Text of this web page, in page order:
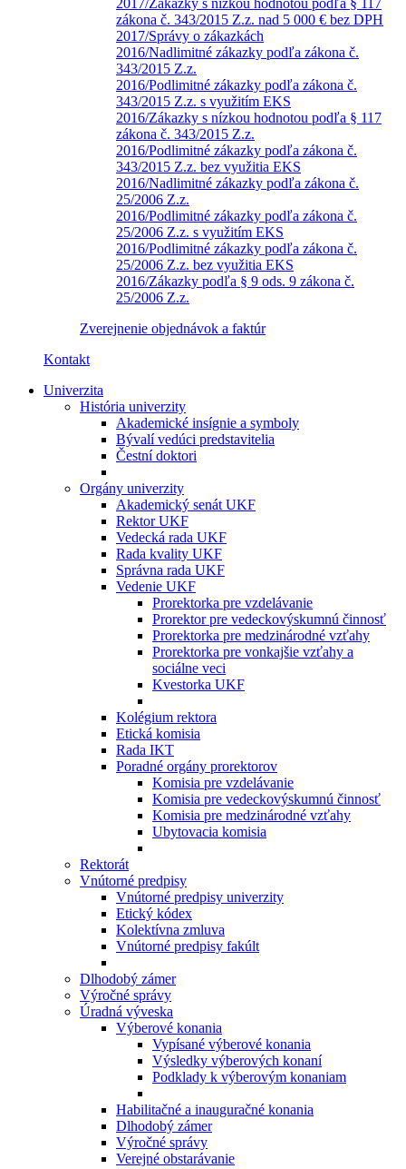
zákona č. 343/2015 Z.z. nad 5 000 € bez DPH
2017/Správy o zákazkách
2016/Nadlimitné zákazky podľa zákona č.
343/2015 Z.z.
2016/Podlimitné zákazky podľa zákona č.
343/2015 Z.z. s využitím EKS
2016/Zákazky s nízkou hodnotou podľa § 117
zákona č. 343/2015 Z.z.
2016/Podlimitné zákazky podľa zákona č.
343/2015 Z.z. bez využitia EKS
2016/Nadlimitné zákazky podľa zákona č.
25/2006 Z.z.
2016/Podlimitné zákazky podľa zákona č.
25/2006 Z.z. s využitím EKS
2016/Podlimitné zákazky podľa zákona č.
25/2006 Z.z. bez využitia EKS
2016/Zákazky podľa § 9 ods. 9 zákona č.
25/2006 Z.z.
Zverejnenie objednávok a faktúr
Kontakt
Univerzita
História univerzity
Akademické insígnie a symboly
Bývalí vedúci predstavitelia
Čestní doktori
Orgány univerzity
Akademický senát UKF
Rektor UKF
Vedecká rada UKF
Rada kvality UKF
Správna rada UKF
Vedenie UKF
Prorektorka pre vzdelávanie
Prorektor pre vedeckovýskumnú činnosť
Prorektorka pre medzinárodné vzťahy
Prorektorka pre vonkajšie vzťahy a
sociálne veci
Kvestorka UKF
Kolégium rektora
Etická komisia
Rada IKT
Poradné orgány prorektorov
Komisia pre vzdelávanie
Komisia pre vedeckovýskumnú činnosť
Komisia pre medzinárodné vzťahy
Ubytovacia komisia
Rektorát
Vnútorné predpisy
Vnútorné predpisy univerzity
Etický kódex
Kolektívna zmluva
Vnútorné predpisy fakúlt
Dlhodobý zámer
Výročné správy
Úradná výveska
Výberové konania
Vypísané výberové konania
Výsledky výberových konaní
Podklady k výberovým konaniam
Habilitačné a inauguračné konania
Dlhodobý zámer
Výročné správy
Verejné obstarávanie